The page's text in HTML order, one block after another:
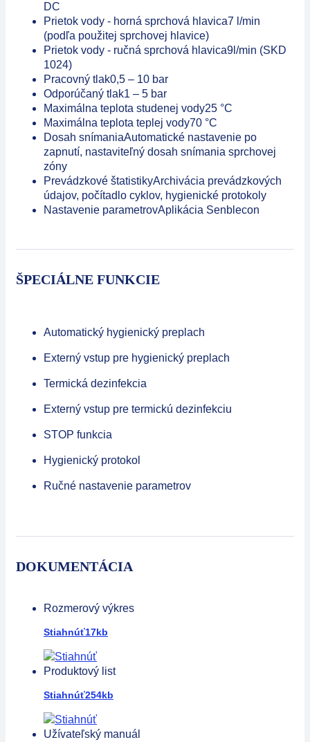
DC
Prietok vody - horná sprchová hlavica7 l/min
(podľa použitej sprchovej hlavice)
Prietok vody - ručná sprchová hlavica9l/min (SKD
1024)
Pracovný tlak0,5 – 10 bar
Odporúčaný tlak1 – 5 bar
Maximálna teplota studenej vody25 °C
Maximálna teplota teplej vody70 °C
Dosah snímaniaAutomatické nastavenie po
zapnutí, nastaviteľný dosah snímania sprchovej
zóny
Prevádzkové štatistikyArchivácia prevádzkových
údajov, počítadlo cyklov, hygienické protokoly
Nastavenie parametrovAplikácia Senblecon
ŠPECIÁLNE FUNKCIE
Automatický hygienický preplach
Externý vstup pre hygienický preplach
Termická dezinfekcia
Externý vstup pre termickú dezinfekciu
STOP funkcia
Hygienický protokol
Ručné nastavenie parametrov
DOKUMENTÁCIA
Rozmerový výkres
Stiahnúť17kb
Produktový list
Stiahnúť254kb
Užívateľský manuál